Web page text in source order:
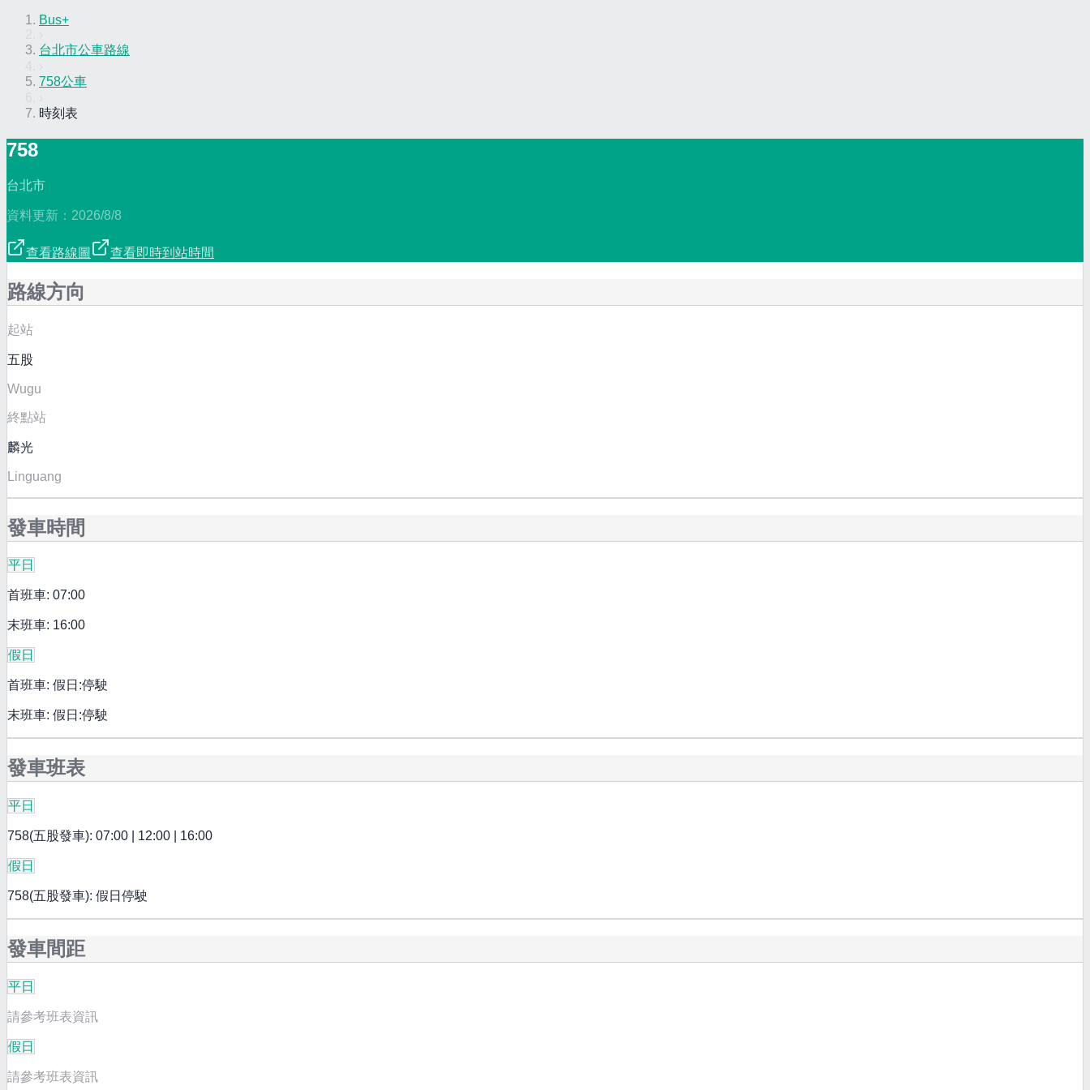
Bus+
台北市公車路線
758公車
時刻表
758
台北市
資料更新： 2026/8/8
查看路線圖 查看即時到站時間
路線方向
起站
五股
Wugu
終點站
麟光
Linguang
發車時間
平日
首班車: 07:00
末班車: 16:00
假日
首班車: 假日:停駛
末班車: 假日:停駛
發車班表
平日
758(五股發車): 07:00 | 12:00 | 16:00
假日
758(五股發車): 假日停駛
發車間距
平日
請參考班表資訊
假日
請參考班表資訊